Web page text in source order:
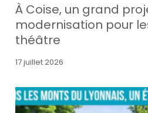
À Coise, un grand
modernisation pour
théâtre
17 juillet 2026